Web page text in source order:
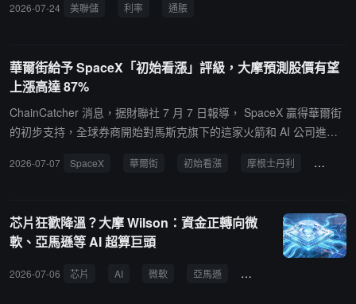
關重要，預計通脹將如預期般回落，否則美聯儲可能在今年晚些時候
的區間不變。
2026-07-24 美聯儲 利率 通脹
華爾街給予 SpaceX「初始看漲」評級，大摩預測股價有望
上漲高達 87%
ChainCatcher 消息，据財聯社 7 月 7 日報導， SpaceX 贏得華爾街
的初步支持，全球券商開始對馬斯克旗下的這家火箭和 AI 公司進行
摩根士丹利、高盛和瑞銀已開始對該股進行評級，給予相當於買入的
元，這是華爾街最高的目標價之一，這意味著較週一收盤價160.42美
元有 87%的上漲空間。摩根士丹利預計， SpaceX 股價在熊市情境
下為 75 美元，在牛市情境下為 600 美元，到2030年收入可能達到 3
2026-07-07 SpaceX 華爾街 初始看漲 摩根士丹利 股價上
芯片狂歡降溫？大摩 Wilson：資金正轉向微
軟、亞馬遜等 AI 超算巨頭
2026-07-06 芯片 AI 微軟 亞馬遜 超算巨頭